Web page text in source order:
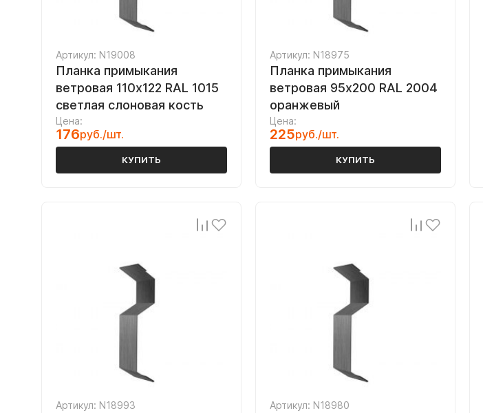
Артикул: N19008
Планка примыкания
ветровая 110х122 RAL 1015
светлая слоновая кость
Цена:
176руб./шт.
КУПИТЬ
Артикул: N18975
Планка примыкания
ветровая 95х200 RAL 2004
оранжевый
Цена:
225руб./шт.
КУПИТЬ
Артикул: N18993 Артикул: N18980